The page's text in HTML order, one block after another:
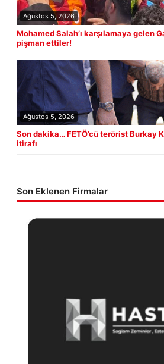
Ağustos 5, 2026
Mohamed Salah’ı karşılamaya gelen
pişman ettiler!
Ağustos 5, 2026
Son dakika… FETÖ’cü terörist Burkay
itirafı
Son Eklenen Firmalar